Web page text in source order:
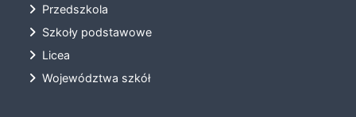
Przedszkola
Szkoły podstawowe
Licea
Województwa szkół